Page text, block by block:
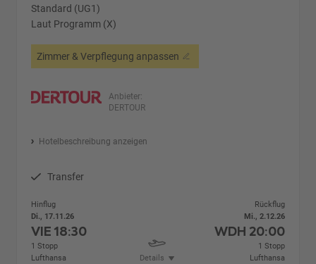
Standard (UG1)
Laut Programm (X)
Zimmer & Verpflegung anpassen
Anbieter:
DERTOUR
Hotelbeschreibung anzeigen
Transfer
Hinflug
Di., 17.11.26
VIE18:30
1 Stopp
Lufthansa
Details
Rückflug
Mi., 2.12.26
WDH 20:00
1 Stopp
Lufthansa